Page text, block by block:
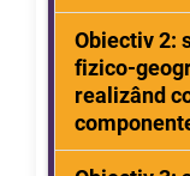
-activități
vegetație
Obiectiv 2:
fizico-
realizând